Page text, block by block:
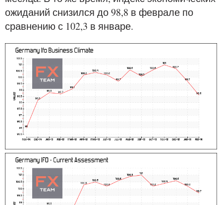
ожиданий снизился до 98,8 в феврале по
сравнению с 102,3 в январе.